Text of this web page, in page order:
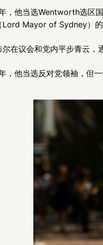
，他当选Wentworth选区
Lord Mayor of Sydney）的
尔在议会和党内平步青云
，他当选反对党领袖，但